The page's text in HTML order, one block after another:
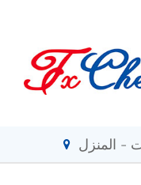
المنزل